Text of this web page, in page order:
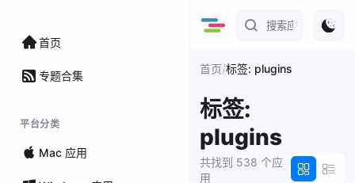
首页
专题合集
平台分类
Mac 应用
首页/标签: plugins
标签:
plugins
共找到 538 个应
用